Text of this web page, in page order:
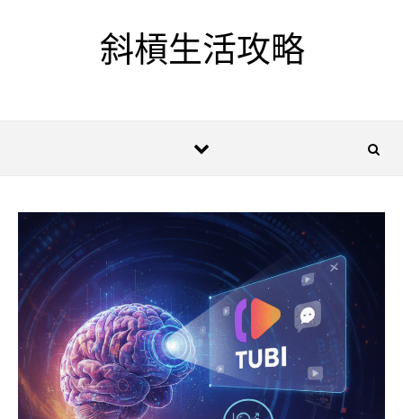
斜槓生活攻略